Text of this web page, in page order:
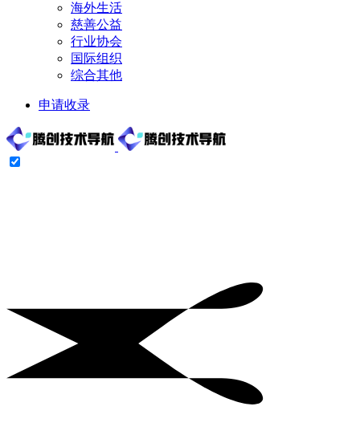
海外生活
慈善公益
行业协会
国际组织
综合其他
申请收录